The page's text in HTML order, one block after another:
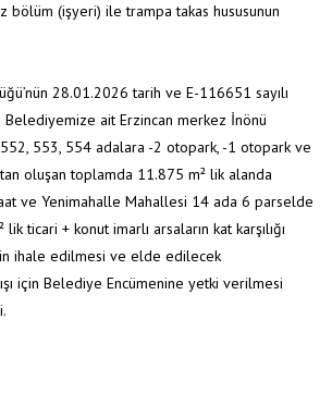
bölüm (işyeri) ile trampa takas hususunun
28.01.2026 tarih ve E-116651 sayılı
Belediyemize ait Erzincan merkez İnönü
553, 554 adalara -2 otopark, -1 otopark ve
oluşan toplamda 11.875 m² lik alanda
ve Yenimahalle Mahallesi 14 ada 6 parselde
ticari + konut imarlı arsaların kat karşılığı
ihale edilmesi ve elde edilecek
için Belediye Encümenine yetki verilmesi